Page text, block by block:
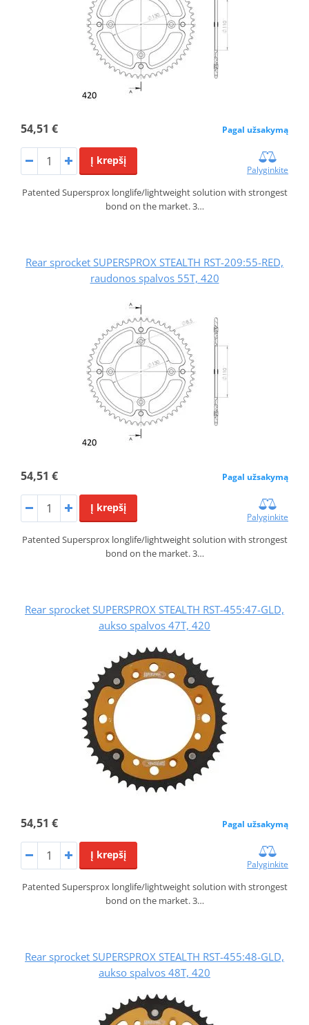
54,51 € Pagal užsakymą
Į krepšį
Palyginkite
Patented Supersprox longlife/lightweight solution with strongest
bond on the market. 3…
Rear sprocket SUPERSPROX STEALTH RST-209:55-RED,
raudonos spalvos 55T, 420
54,51 € Pagal užsakymą
Į krepšį
Palyginkite
Patented Supersprox longlife/lightweight solution with strongest
bond on the market. 3…
Rear sprocket SUPERSPROX STEALTH RST-455:47-GLD,
aukso spalvos 47T, 420
54,51 € Pagal užsakymą
Į krepšį
Palyginkite
Patented Supersprox longlife/lightweight solution with strongest
bond on the market. 3…
Rear sprocket SUPERSPROX STEALTH RST-455:48-GLD,
aukso spalvos 48T, 420